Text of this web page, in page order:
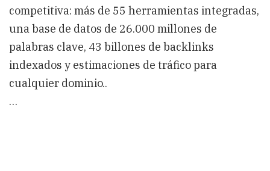
competitiva: más de 55 herramientas integradas,
una base de datos de 26.000 millones de
palabras clave, 43 billones de backlinks
indexados y estimaciones de tráfico para
cualquier dominio..
…